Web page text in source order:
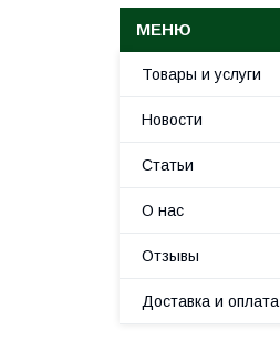
Товары и услуги
Новости
Статьи
О нас
Отзывы
Доставка и оплата